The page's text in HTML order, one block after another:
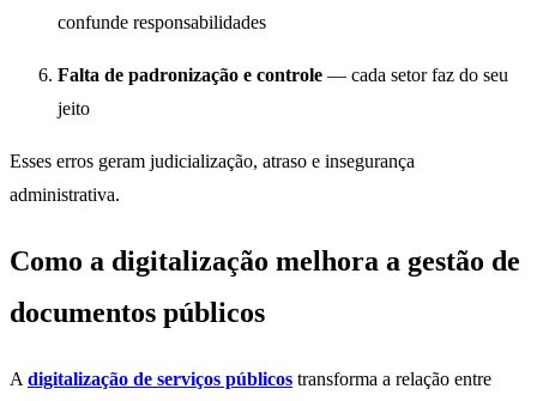
confunde responsabilidades
Falta de padronização e controle — cada setor faz do seu
jeito
Esses erros geram judicialização, atraso e insegurança
administrativa.
Como a digitalização melhora a gestão de
documentos públicos
A digitalização de serviços públicos transforma a relação entre